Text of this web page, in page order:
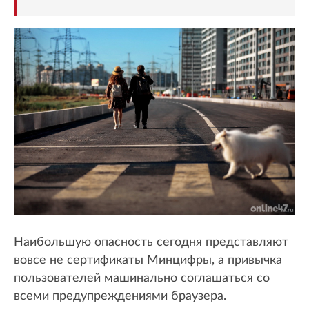
Наибольшую опасность сегодня представляют
вовсе не сертификаты Минцифры, а привычка
пользователей машинально соглашаться со
всеми предупреждениями браузера.